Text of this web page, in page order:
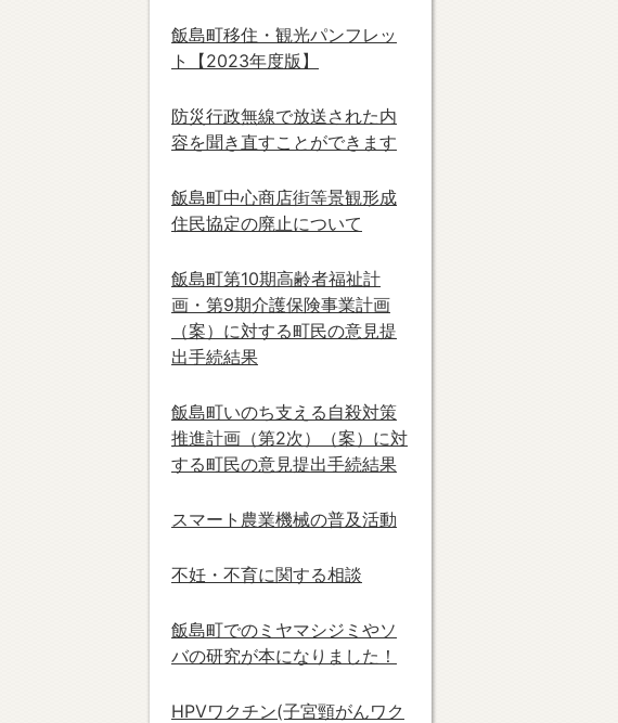
飯島町移住・観光パンフレッ
ト【2023年度版】
防災行政無線で放送された内
容を聞き直すことができます
飯島町中心商店街等景観形成
住民協定の廃止について
飯島町第10期高齢者福祉計
画・第9期介護保険事業計画
（案）に対する町民の意見提
出手続結果
飯島町いのち支える自殺対策
推進計画（第2次）（案）に対
する町民の意見提出手続結果
スマート農業機械の普及活動
不妊・不育に関する相談
飯島町でのミヤマシジミやソ
バの研究が本になりました！
HPVワクチン(子宮頸がんワク